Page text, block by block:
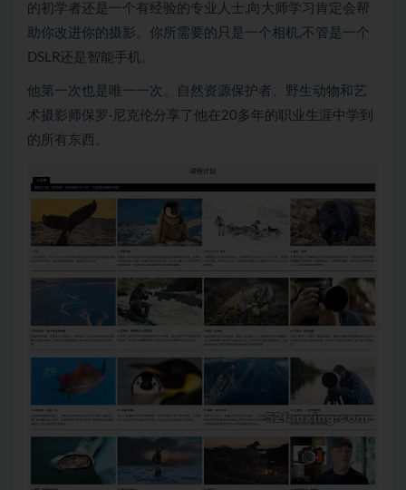
的初学者还是一个有经验的专业人士,向大师学习肯定会帮
助你改进你的摄影。你所需要的只是一个相机,不管是一个
DSLR还是智能手机。
他第一次也是唯一一次。自然资源保护者、野生动物和艺
术摄影师保罗·尼克伦分享了他在20多年的职业生涯中学到
的所有东西。